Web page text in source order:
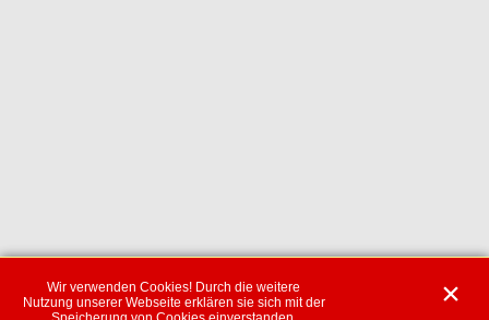
Wir verwenden Cookies! Durch die weitere
Nutzung unserer Webseite erklären sie sich mit der